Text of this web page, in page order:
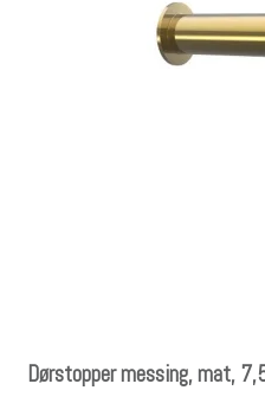
Dørstopper messing, mat,